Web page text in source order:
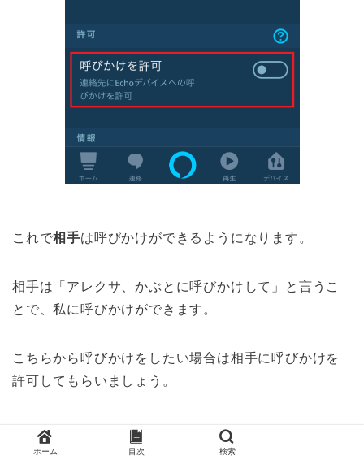
これで相手は呼びかけができるようになります。
相手は「アレクサ、かぶとに呼びかけして」と言うこ
とで、私に呼びかけができます。
こちらから呼びかけをしたい場合は相手に呼びかけを
許可してもらいましょう。
ホーム 目次 検索